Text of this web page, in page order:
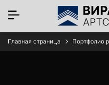
Главная страница Портфолио